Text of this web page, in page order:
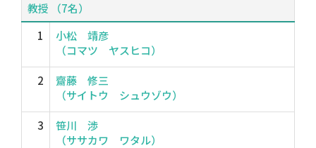
教授 （7名）
1
小松 靖彦
（コマツ ヤスヒコ）
2
齋藤 修三
（サイトウ シュウゾウ）
3
笹川 渉
（ササカワ ワタル）